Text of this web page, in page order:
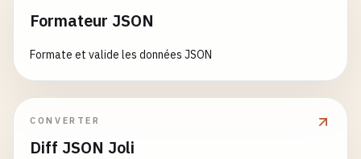
Formateur JSON
Formate et valide les données JSON
CONVERTER
Diff JSON Joli